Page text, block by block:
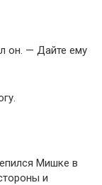
он. — Дайте ему
Мишке в
и